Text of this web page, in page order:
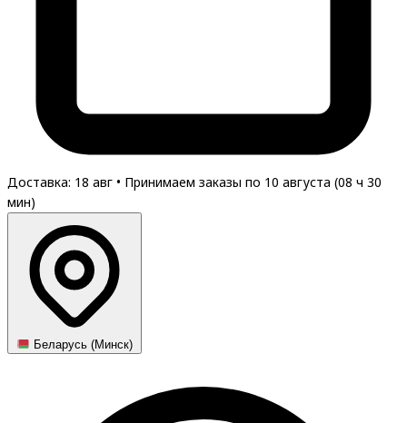
Доставка: 18 авг • Принимаем заказы по 10 августа (08 ч 30
мин)
Беларусь (Минск)